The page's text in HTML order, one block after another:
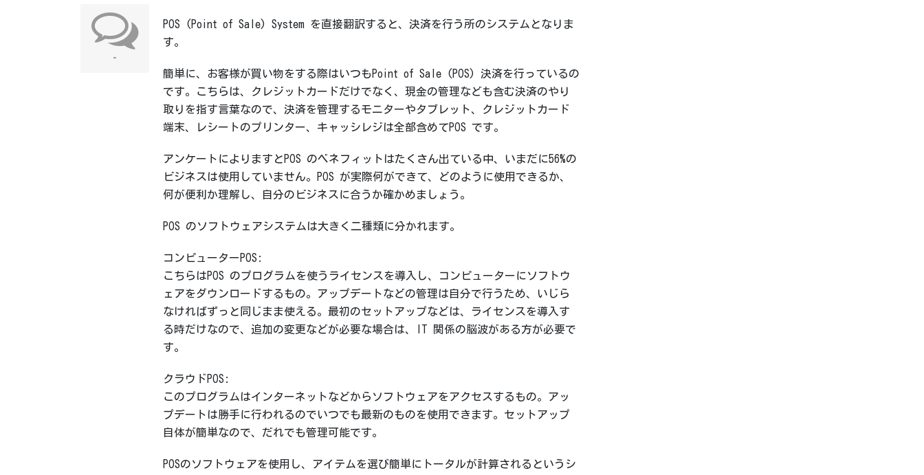
-
POS (Point of Sale) System を直接翻訳すると、決済を行う所のシステムとなりま
す。
簡単に、お客様が買い物をする際はいつもPoint of Sale (POS) 決済を行っているの
です。こちらは、クレジットカードだけでなく、現金の管理なども含む決済のやり
取りを指す言葉なので、決済を管理するモニターやタブレット、クレジットカード
端末、レシートのプリンター、キャッシレジは全部含めてPOS です。
アンケートによりますとPOS のベネフィットはたくさん出ている中、いまだに56%の
ビジネスは使用していません。POS が実際何ができて、どのように使用できるか、
何が便利か理解し、自分のビジネスに合うか確かめましょう。
POS のソフトウェアシステムは大きく二種類に分かれます。
コンピューターPOS:
こちらはPOS のプログラムを使うライセンスを導入し、コンピューターにソフトウ
ェアをダウンロードするもの。アップデートなどの管理は自分で行うため、いじら
なければずっと同じまま使える。最初のセットアップなどは、ライセンスを導入す
る時だけなので、追加の変更などが必要な場合は、IT 関係の脳波がある方が必要で
す。
クラウドPOS:
このプログラムはインターネットなどからソフトウェアをアクセスするもの。アッ
プデートは勝手に行われるのでいつでも最新のものを使用できます。セットアップ
自体が簡単なので、だれでも管理可能です。
POSのソフトウェアを使用し、アイテムを選び簡単にトータルが計算されるというシ